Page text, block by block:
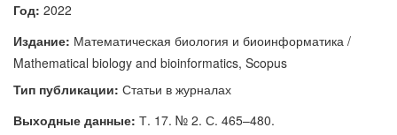
Год: 2022
Издание: Математическая биология и биоинформатика /
Mathematical biology and bioinformatics, Scopus
Тип публикации: Статьи в журналах
Выходные данные: Т. 17. № 2. С. 465–480.